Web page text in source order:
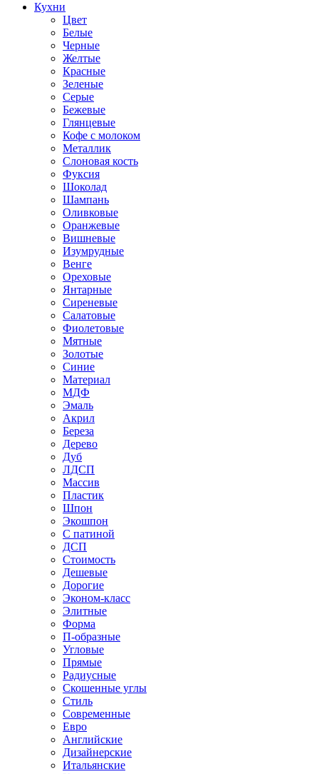
Кухни
Цвет
Белые
Черные
Желтые
Красные
Зеленые
Серые
Бежевые
Глянцевые
Кофе с молоком
Металлик
Слоновая кость
Фуксия
Шоколад
Шампань
Оливковые
Оранжевые
Вишневые
Изумрудные
Венге
Ореховые
Янтарные
Сиреневые
Салатовые
Фиолетовые
Мятные
Золотые
Синие
Материал
МДФ
Эмаль
Акрил
Береза
Дерево
Дуб
ЛДСП
Массив
Пластик
Шпон
Экошпон
С патиной
ДСП
Стоимость
Дешевые
Дорогие
Эконом-класс
Элитные
Форма
П-образные
Угловые
Прямые
Радиусные
Скошенные углы
Стиль
Современные
Евро
Английские
Дизайнерские
Итальянские